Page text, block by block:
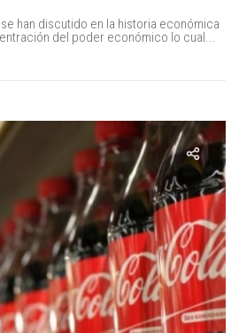
han discutido en la historia económica
del poder económico lo cual...